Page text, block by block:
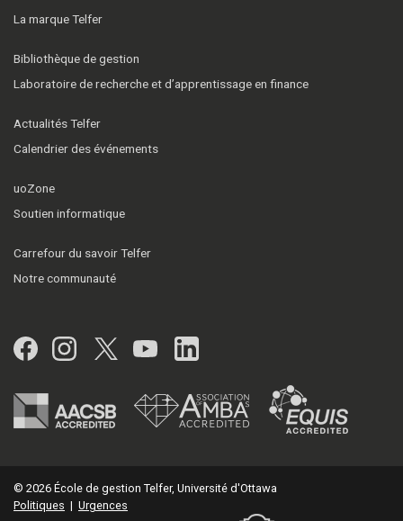
La marque Telfer
Bibliothèque de gestion
Laboratoire de recherche et d’apprentissage en finance
Actualités Telfer
Calendrier des événements
uoZone
Soutien informatique
Carrefour du savoir Telfer
Notre communauté
Facebook
Instagram
Twitter
YouTubeLinkedIn
© 2026 École de gestion Telfer, Université d'Ottawa
Politiques | Urgences